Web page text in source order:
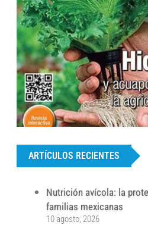
ARTÍCULOS RECIENTES
Nutrición avícola: la
familias mexicanas
10 agosto, 2026